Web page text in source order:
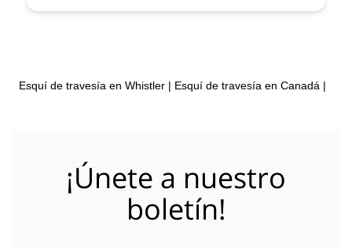
Esquí de travesía en Whistler | Esquí de travesía en Canadá |
¡Únete a nuestro
boletín!